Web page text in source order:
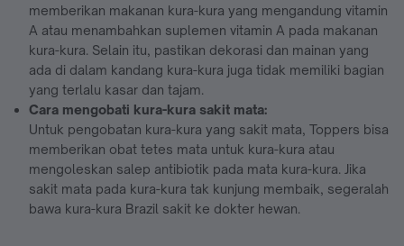
memberikan makanan kura-kura yang mengandung vitamin
A atau menambahkan suplemen vitamin A pada makanan
kura-kura. Selain itu, pastikan dekorasi dan mainan yang
ada di dalam kandang kura-kura juga tidak memiliki bagian
yang terlalu kasar dan tajam.
Cara mengobati kura-kura sakit mata:
Untuk pengobatan kura-kura yang sakit mata, Toppers bisa
memberikan obat tetes mata untuk kura-kura atau
mengoleskan salep antibiotik pada mata kura-kura. Jika
sakit mata pada kura-kura tak kunjung membaik, segeralah
bawa kura-kura Brazil sakit ke dokter hewan.